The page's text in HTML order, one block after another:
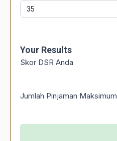
Your Results
Skor DSR Anda
Jumlah Pinjaman Maksimum